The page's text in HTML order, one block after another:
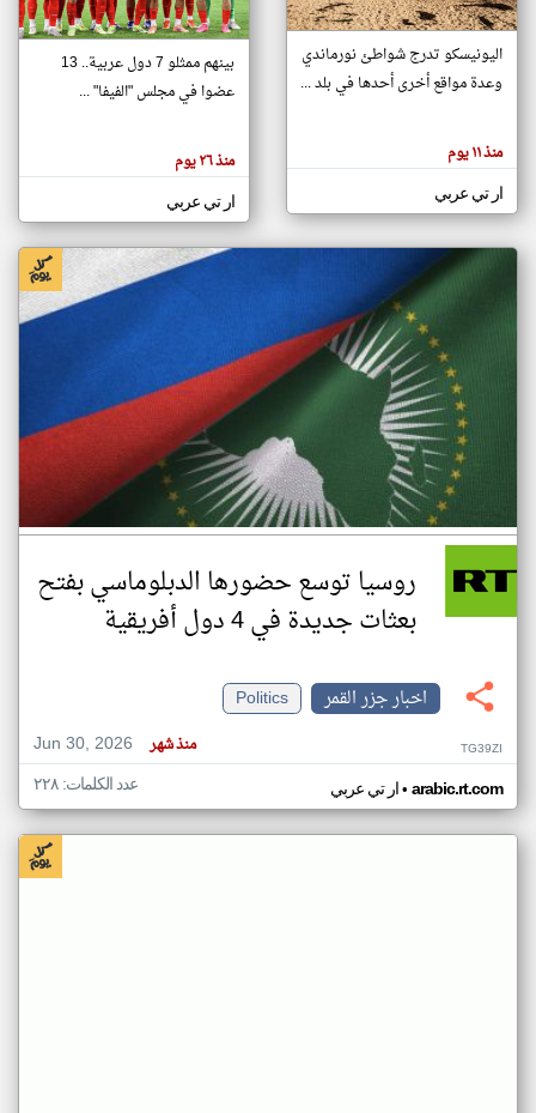
تغيير الدولة
اخبار جزر القمر على مدار الساعة
أهم اخبار جزر القمر العاجلة والمباشرة
هنا عن
وجهة
كاتبيها.
اليونيسكو تدرج شواطئ نورماندي
وعدة مواقع أخرى أحدها في بلد ...
منذ ١١ يوم
ار تي عربي
بينهم ممثلو 7 دول عربية.. 13
عضوا في مجلس "الفيفا" ...
منذ ٢٦ يوم
ار تي عربي
روسيا توسع حضورها الدبلوماسي بفتح
بعثات جديدة في 4 دول أفريقية
اخبار جزر القمر
Politics
Jun 30, 2026
منذ شهر TG39ZI
ار تي عربي• arabic.rt.com عدد الكلمات: ٢٢٨
klyoum.com